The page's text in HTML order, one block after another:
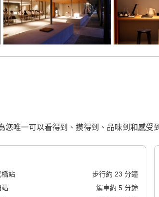
唯一可以看得到、摸得到、品味到和感受
橋站 步行約 23 分鐘
站
駕車約 5分鐘